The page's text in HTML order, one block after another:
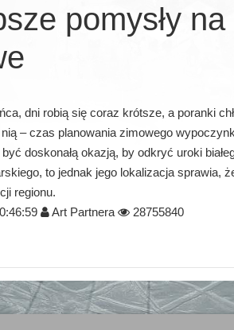
pomysły
dni robią się coraz krótsze, a poranki
– czas planowania zimowego
doskonałą okazją, by odkryć uroki
to jednak jego lokalizacja sprawia,
regionu.
Art Partnera 28755840